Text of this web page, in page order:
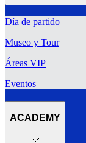
Día de partido
Museo y Tour
Áreas VIP
Eventos
ACADEMY